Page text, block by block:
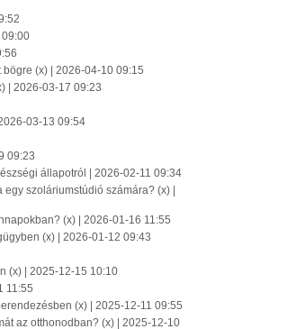
(x) | 2026-04-10 09:15
| 2026-03-17 09:23
03-13 09:54
09:23
állapotról | 2026-02-11 09:34
szoláriumstúdió számára? (x) |
(x) | 2026-01-16 11:55
(x) | 2026-01-12 09:43
(x) | 2025-12-15 10:10
11:55
(x) | 2025-12-11 09:55
az otthonodban? (x) | 2025-12-10